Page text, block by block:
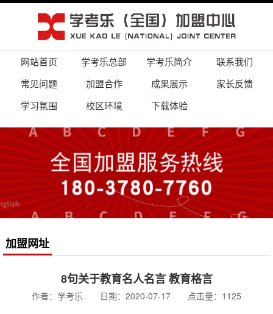
网站首页 学考乐总部 学考乐简介
联系我们
常见问题
加盟合作 成果展示
家长反馈
学习氛围
校区环境 下载体验
加盟网址
8句关于教育名人名言 教育格言
作者：学考乐 日期：2020-07-17 点击量：1125